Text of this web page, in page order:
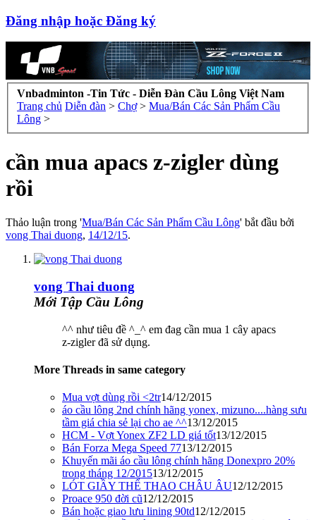
Đăng nhập hoặc Đăng ký
Vnbadminton -Tin Tức - Diễn Đàn Cầu Lông Việt Nam
Trang chủ Diễn đàn > Chợ > Mua/Bán Các Sản Phẩm Cầu
Lông >
cần mua apacs z-zigler dùng
rồi
Thảo luận trong 'Mua/Bán Các Sản Phẩm Cầu Lông' bắt đầu bởi
vong Thai duong, 14/12/15.
vong Thai duong
Mới Tập Cầu Lông
^^ như tiêu đề ^_^ em đag cần mua 1 cây apacs
z-zigler đã sử dụng.
More Threads in same category
Mua vợt dùng rồi <2tr14/12/2015
áo cầu lông 2nd chính hãng yonex, mizuno....hàng sưu
tầm giá chia sẻ lại cho ae ^^13/12/2015
HCM - Vợt Yonex ZF2 LD giá tốt13/12/2015
Bán Forza Mega Speed 7713/12/2015
Khuyến mãi áo cầu lông chính hãng Donexpro 20%
trong tháng 12/201513/12/2015
LÓT GIẦY THỂ THAO CHÂU ÂU12/12/2015
Proace 950 đời cũ12/12/2015
Bán hoặc giao lưu lining 90td12/12/2015